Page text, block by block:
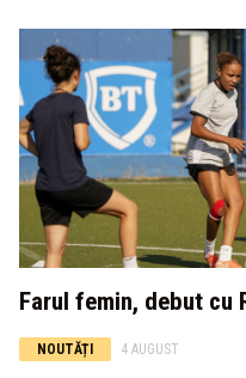
Farul femin, debut cu
NOUTĂȚI 4 AUGUST